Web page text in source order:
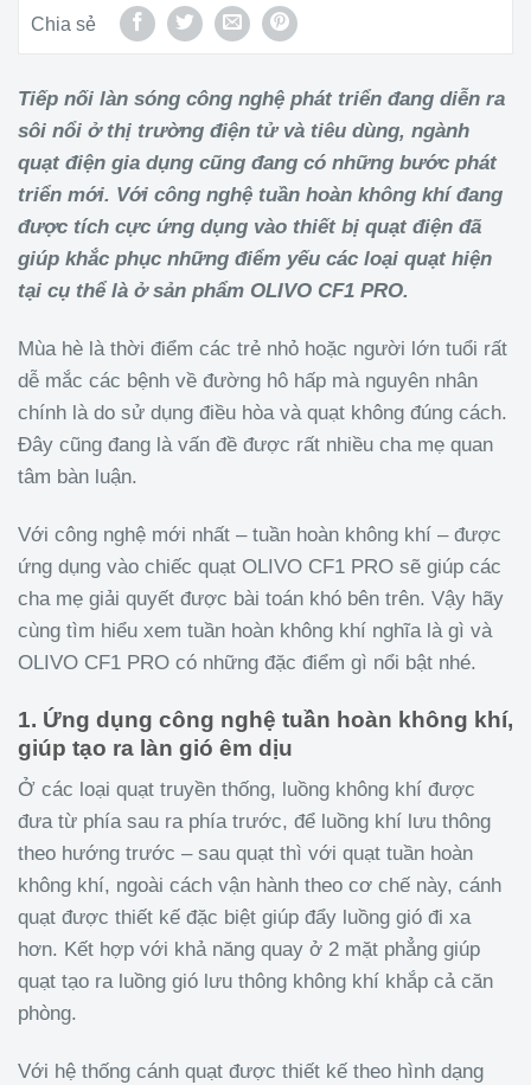
Chia sẻ
Tiếp nối làn sóng công nghệ phát triển đang diễn ra
sôi nổi ở thị trường điện tử và tiêu dùng, ngành
quạt điện gia dụng cũng đang có những bước phát
triển mới. Với công nghệ tuần hoàn không khí đang
được tích cực ứng dụng vào thiết bị quạt điện đã
giúp khắc phục những điểm yếu các loại quạt hiện
tại cụ thể là ở sản phẩm OLIVO CF1 PRO.
Mùa hè là thời điểm các trẻ nhỏ hoặc người lớn tuổi rất
dễ mắc các bệnh về đường hô hấp mà nguyên nhân
chính là do sử dụng điều hòa và quạt không đúng cách.
Đây cũng đang là vấn đề được rất nhiều cha mẹ quan
tâm bàn luận.
Với công nghệ mới nhất – tuần hoàn không khí – được
ứng dụng vào chiếc quạt OLIVO CF1 PRO sẽ giúp các
cha mẹ giải quyết được bài toán khó bên trên. Vậy hãy
cùng tìm hiểu xem tuần hoàn không khí nghĩa là gì và
OLIVO CF1 PRO có những đặc điểm gì nổi bật nhé.
1. Ứng dụng công nghệ tuần hoàn không khí,
giúp tạo ra làn gió êm dịu
Ở các loại quạt truyền thống, luồng không khí được
đưa từ phía sau ra phía trước, để luồng khí lưu thông
theo hướng trước – sau quạt thì với quạt tuần hoàn
không khí, ngoài cách vận hành theo cơ chế này, cánh
quạt được thiết kế đặc biệt giúp đẩy luồng gió đi xa
hơn. Kết hợp với khả năng quay ở 2 mặt phẳng giúp
quạt tạo ra luồng gió lưu thông không khí khắp cả căn
phòng.
Với hệ thống cánh quạt được thiết kế theo hình dạng